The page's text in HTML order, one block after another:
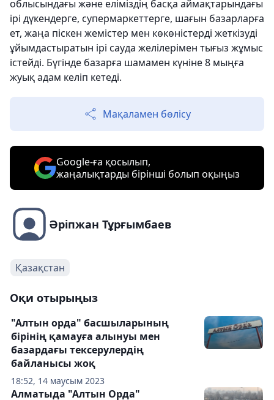
облысындағы және еліміз­дің басқа аймақтарындағы
ірі дүкендерге, супермаркеттерге, шағын базарларға
ет, жаңа піскен жемістер мен көкөністерді жеткізуді
ұйымдастыратын ірі сауда желі­лері­мен тығыз жұмыс
істейді. Бүгінде базар­ға шамамен күніне 8 мыңға
жуық адам келіп кетеді.
Мақаламен бөлісу
Google-ға қосылып,
жаңалықтарды бірінші болып оқыңыз
Әріпжан Тұрғымбаев
Қазақстан
Оқи отырыңыз
18:52, 14 маусым 2023
"Алтын орда" басшыларының
бірінің қамауға алынуы мен
базардағы тексерулердің
байланысы жоқ
Алматыда "Алтын Орда"